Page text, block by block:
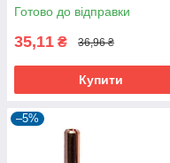
Готово до відправки
35,11 ₴ 36,96 ₴
Купити
–5%